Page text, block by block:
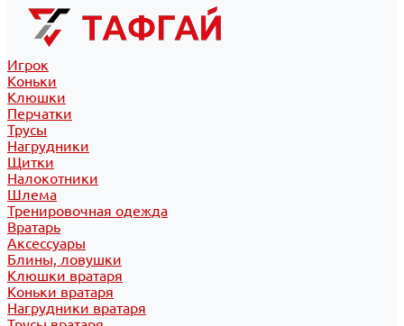
Игрок
Коньки
Клюшки
Перчатки
Трусы
Нагрудники
Щитки
Налокотники
Шлема
Тренировочная одежда
Вратарь
Аксессуары
Блины, ловушки
Клюшки вратаря
Коньки вратаря
Нагрудники вратаря